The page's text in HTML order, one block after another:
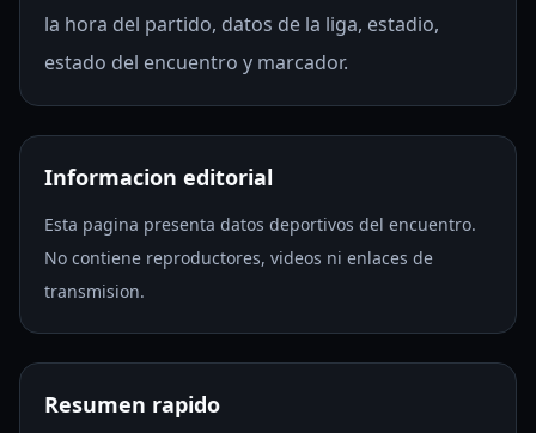
la hora del partido, datos de la liga, estadio,
estado del encuentro y marcador.
Informacion editorial
Esta pagina presenta datos deportivos del encuentro.
No contiene reproductores, videos ni enlaces de
transmision.
Resumen rapido